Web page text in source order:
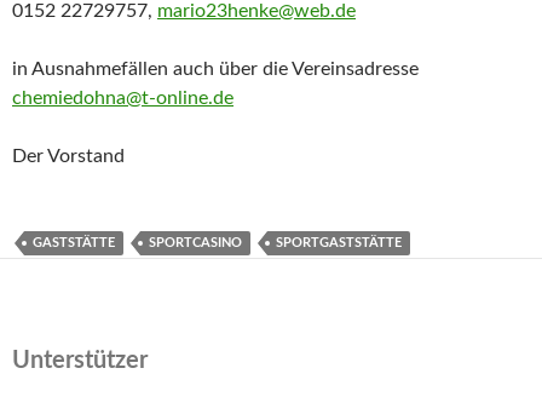
0152 22729757, mario23henke@web.de
in Ausnahmefällen auch über die Vereinsadresse
chemiedohna@t-online.de
Der Vorstand
GASTSTÄTTE SPORTCASINO SPORTGASTSTÄTTE
Unterstützer